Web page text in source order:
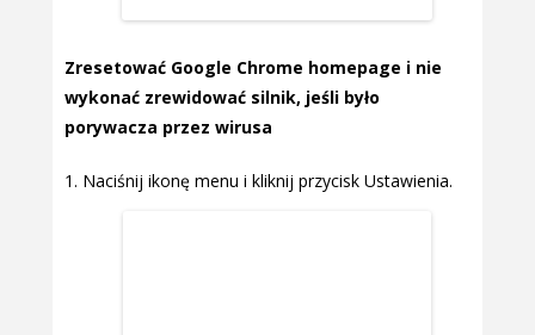
Zresetować Google Chrome homepage i nie
wykonać zrewidować silnik, jeśli było
porywacza przez wirusa
Naciśnij ikonę menu i kliknij przycisk Ustawienia.